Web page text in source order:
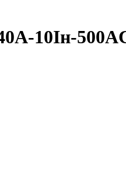
10Iн-